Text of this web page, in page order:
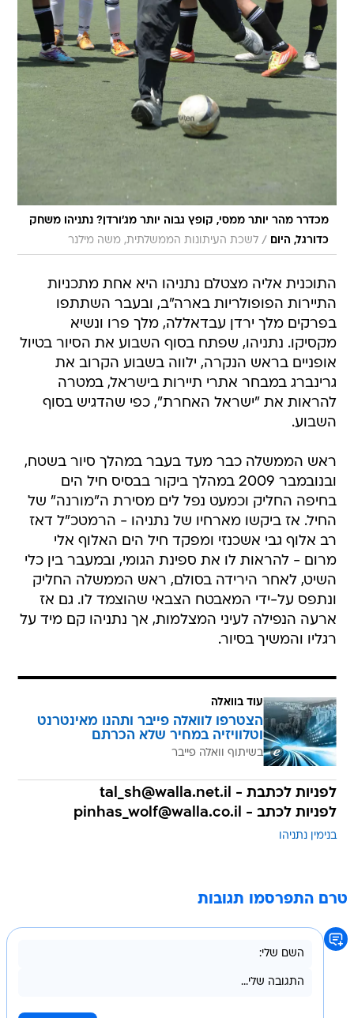
מכדרר מהר יותר ממסי, קופץ גבוה יותר מג'ורדן? נתניהו משחק
כדורגל, היום
/ לשכת העיתונות הממשלתית, משה מילנר
התוכנית אליה מצטלם נתניהו היא אחת מתכניות
התיירות הפופולריות בארה"ב, ובעבר השתתפו
בפרקים מלך ירדן עבדאללה, מלך פרו ונשיא
מקסיקו. נתניהו, שפתח בסוף השבוע את הסיור בטיול
אופניים בראש הנקרה, ילווה בשבוע הקרוב את
גרינברג במבחר אתרי תיירות בישראל, במטרה
להראות את "ישראל האחרת", כפי שהדגיש בסוף
השבוע.
ראש הממשלה כבר מעד בעבר במהלך סיור בשטח,
ובנובמבר 2009 במהלך ביקור בבסיס חיל הים
בחיפה החליק וכמעט נפל לים מסירת ה"מורנה" של
החיל. אז ביקשו מארחיו של נתניהו - הרמטכ"ל דאז
רב אלוף גבי אשכנזי ומפקד חיל הים האלוף אלי
מרום - להראות לו את ספינת הגומי, ובמעבר בין כלי
השיט, לאחר הירידה בסולם, ראש הממשלה החליק
ונתפס על-ידי המאבטח הצבאי שהוצמד לו. גם אז
ארעה הנפילה לעיני המצלמות, אך נתניהו קם מיד על
רגליו והמשיך בסיור.
עוד בוואלה
הצטרפו לוואלה פייבר ותהנו מאינטרנט
וטלוויזיה במחיר שלא הכרתם
בשיתוף וואלה פייבר
לפניות לכתבת - tal_sh@walla.net.il
לפניות לכתב - pinhas_wolf@walla.co.il
בנימין נתניהו
טרם התפרסמו תגובות